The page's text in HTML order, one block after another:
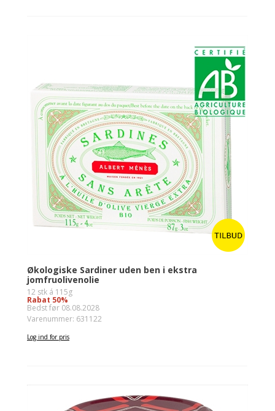
Økologiske Sardiner uden ben i ekstra
jomfruolivenolie
12 stk á 115g
Rabat 50%
Bedst før 08.08.2028
Varenummer: 631122
Log ind for pris